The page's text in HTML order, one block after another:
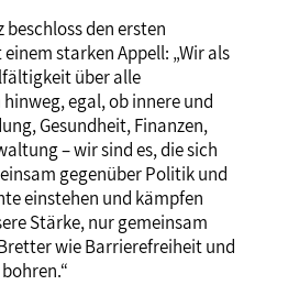
beschloss den ersten
starken Appell: „Wir als
über alle
egal, ob innere und
Gesundheit, Finanzen,
– wir sind es, die sich
gegenüber Politik und
einstehen und kämpfen
Stärke, nur gemeinsam
wie Barrierefreiheit und